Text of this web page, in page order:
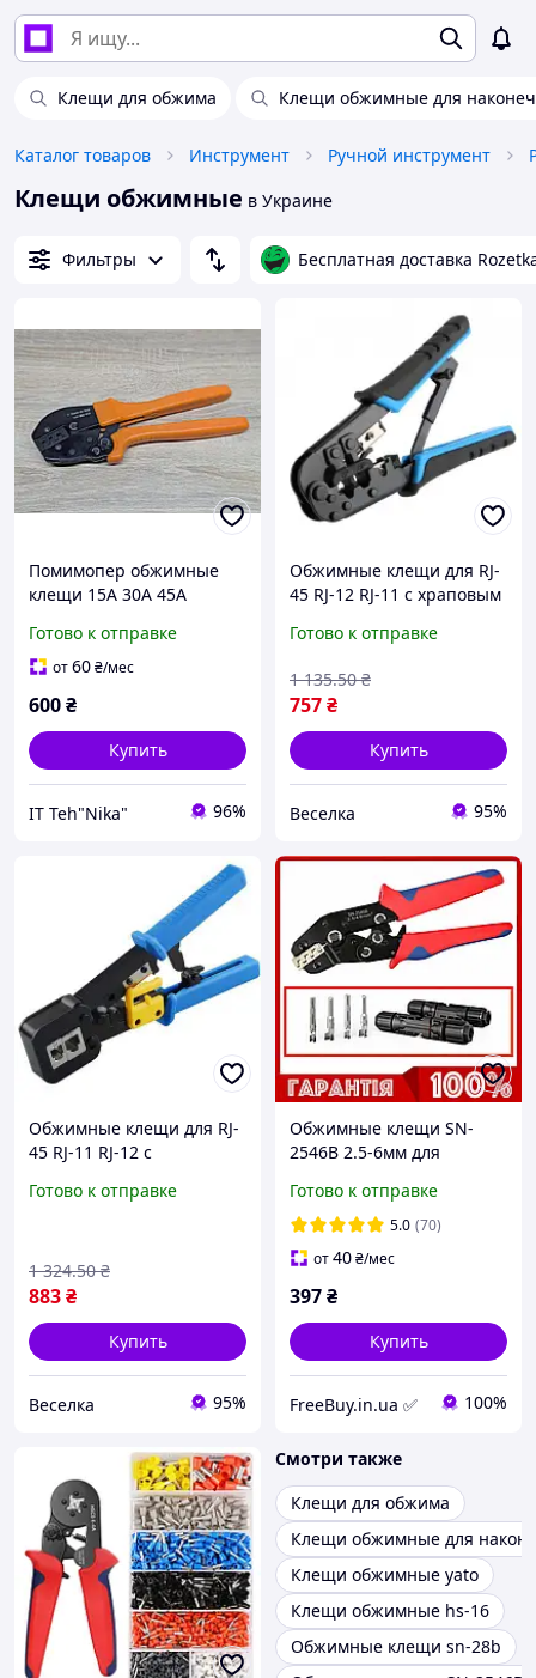
Клещи для обжима Клещи обжимные для
Каталог товаров Инструмент Ручной инструмент
Клещи обжимные в Украине
Фильтры Бесплатная доставка
Помимопер обжимные
клещи 15A 30A 45A
Готово к отправке
от60₴/мес
600₴
Купить
IT Teh"Nika" 96%
Обжимные клещи для RJ-
45 RJ-12 RJ-11 с храповым
администраторов и
Готово к отправке
757₴
1 135.50 ₴
Купить
Веселка 95%
Обжимные клещи для RJ-
45 RJ-11 RJ-12 с
и телефонных кабелей
Готово к отправке
883₴
1 324.50 ₴
Купить
Веселка 95%
Обжимные клещи SN-
2546B 2.5-6мм для
Готово к отправке
5.0 (70)
от40₴/мес
397₴
Купить
FreeBuy.in.ua ✅ 100%
Смотри также
Клещи для обжима
Клещи обжимные для
Клещи обжимные yato
Клещи обжимные hs-16
Обжимные клещи sn-28b